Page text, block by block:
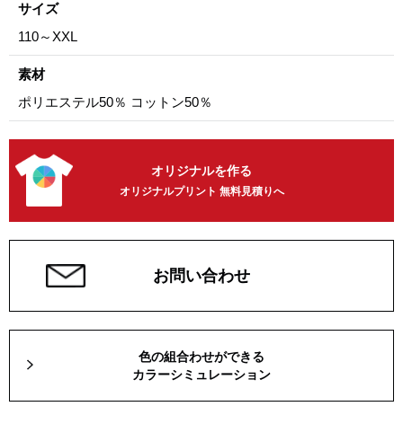
サイズ
110～XXL
素材
ポリエステル50％ コットン50％
オリジナルを作る
オリジナルプリント 無料見積りへ
お問い合わせ
色の組合わせができる
カラーシミュレーション